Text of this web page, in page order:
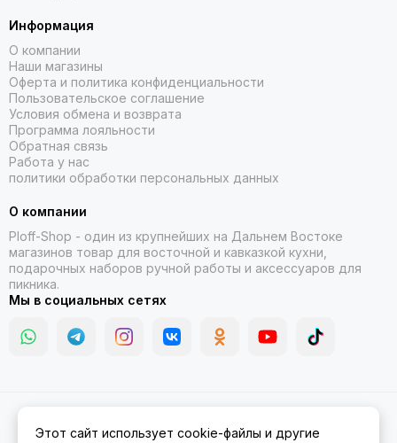
Информация
О компании
Наши магазины
Оферта и политика конфиденциальности
Пользовательское соглашение
Условия обмена и возврата
Программа лояльности
Обратная связь
Работа у нас
политики обработки персональных данных
О компании
Ploff-Shop - один из крупнейших на Дальнем Востоке
магазинов товар для восточной и кавказкой кухни,
подарочных наборов ручной работы и аксессуаров для
пикника.
Мы в социальных сетях
Амуре.Карта сайта
Этот сайт использует cookie-файлы и другие